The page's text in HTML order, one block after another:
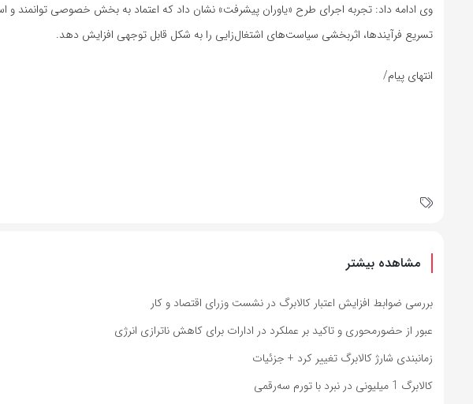
وی ادامه داد: تجربه اجرای طرح «یاوران پیشرفت» نشان داد که اعتماد به بخش خصوصی
تسریع فرآیندها، اثربخشی سیاست‌های اشتغال‌زایی را به شکل قابل توجهی افزایش دهد.
انتهای پیام/
مشاهده بیشتر
بررسی ضوابط افزایش اعتبار کالابرگ در نشست وزرای اقتصاد و کار
عبور از حضورمحوری و تاکید بر عملکرد در ادارات برای کاهش ناترازی انرژی
زمانبندی شارژ کالابرگ تغییر کرد + جزئیات
کالابرگ 1 میلیونی در نبرد با تورم سه‌رقمی